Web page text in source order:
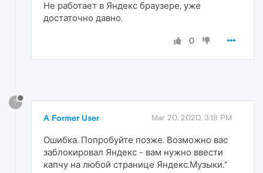
Не работает в Яндекс браузере, уже
достаточно давно.
0
?
A Former User Mar 20, 2020, 3:18 PM
Ошибка. Попробуйте позже. Возможно вас
заблокировал Яндекс - вам нужно ввести
капчу на любой странице Яндекс.Музыки."